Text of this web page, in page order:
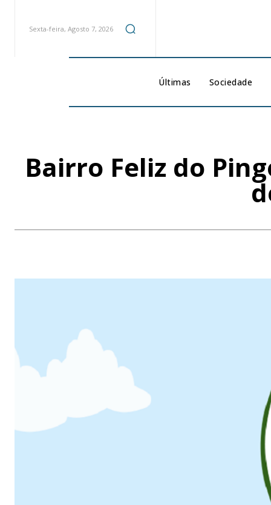
Sexta-feira, Agosto 7, 2026
Últimas Sociedade
Bairro Feliz do